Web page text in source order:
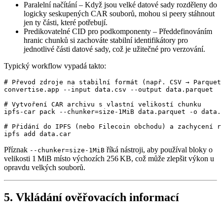
Paralelní načítání– Když jsou velké datové sady rozděleny do
logicky seskupených CAR souborů, mohou si peery stáhnout
jen ty části, které potřebují.
Predikovatelné CID pro podkomponenty – Předdefinováním
hranic chunků si zachováte stabilní identifikátory pro
jednotlivé části datové sady, což je užitečné pro verzování.
Typický workflow vypadá takto:
# Převod zdroje na stabilní formát (např. CSV →
convertise.app --input data.csv --output data.parquet
# Vytvoření CAR archivu s vlastní velikostí chunku
ipfs-car pack --chunker=size-1MiB data.parquet -o
# Přidání do IPFS (nebo Filecoin obchodu) a zachycení
Příznak --chunker=size-1MiB říká nástroji, aby používal bloky o
velikosti 1 MiB místo výchozích 256 KB, což může zlepšit výkon u
opravdu velkých souborů.
5. Vkládání ověřovacích informací